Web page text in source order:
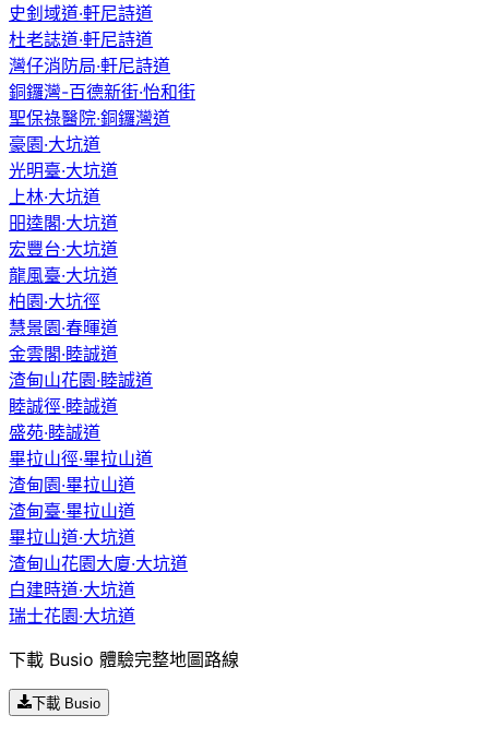
史釗域道·軒尼詩道
杜老誌道·軒尼詩道
灣仔消防局·軒尼詩道
銅鑼灣-百德新街·怡和街
聖保祿醫院·銅鑼灣道
豪園·大坑道
光明臺·大坑道
上林·大坑道
昍逵閣·大坑道
宏豐台·大坑道
龍風臺·大坑道
柏園·大坑徑
慧景園·春暉道
金雲閣·睦誠道
渣甸山花園·睦誠道
睦誠徑·睦誠道
盛苑·睦誠道
畢拉山徑·畢拉山道
渣甸園·畢拉山道
渣甸臺·畢拉山道
畢拉山道·大坑道
渣甸山花園大廈·大坑道
白建時道·大坑道
瑞士花園·大坑道
下載 Busio 體驗完整地圖路線
下載 Busio